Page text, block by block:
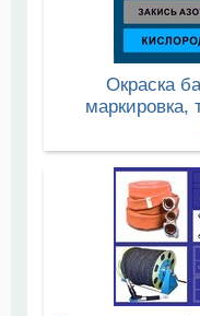
Окраска
маркировка,